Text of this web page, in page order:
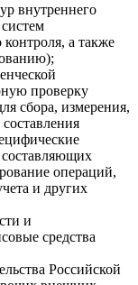
внутреннего
контроля, а также
проверку
сбора, измерения,
операций,
и других
и
средства
Российской